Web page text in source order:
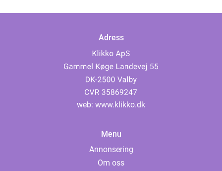
Adress
web: www.klikko.dk
Menu
Annonsering
Om oss